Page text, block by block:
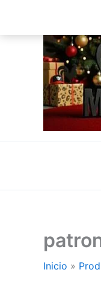
contenido
Inicio